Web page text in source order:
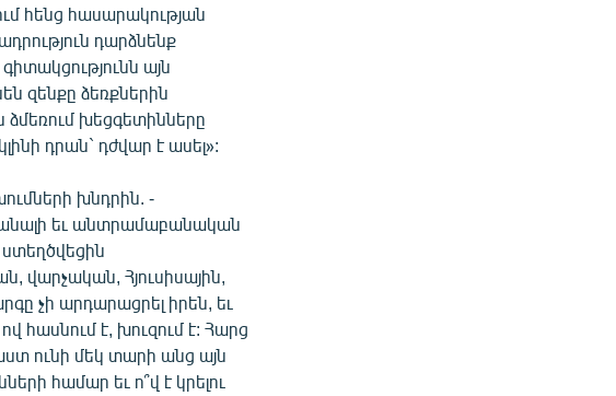
հենց հասարակության
դարձնենք
այն
զենքը ձեռքներին
խեցգետինները
դրան` դժվար է ասել»:
խնդրին. -
եւ անտրամաբանական
Հյուսիսային,
չի արդարացրել իրեն, եւ
հասնում է, խուզում է: Հարց
ունի մեկ տարի անց այն
համար եւ ո՞վ է կրելու